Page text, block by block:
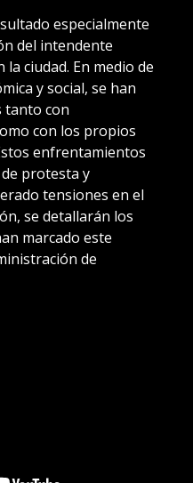
especialmente
del intendente
ciudad. En medio de
y social, se han
tanto con
con los propios
enfrentamientos
protesta y
tensiones en el
se detallarán los
marcado este
de